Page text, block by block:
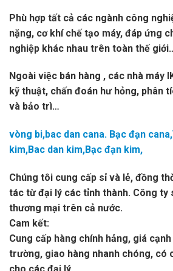
Phù hợp tất cả các ngành công
nặng, cơ khí chế tạo máy, đáp ứng
nghiệp khác nhau trên toàn thế
Ngoài việc bán hàng , các nhà máy
kỹ thuật, chấn đoán hư hỏng, phân
và bảo trì…
vòng bi,bac dan cana. Bạc đạn
kim,Bac dan kim,Bạc đạn kim,
Chúng tôi cung cấp sỉ và lẻ, đồng
tác từ đại lý các tỉnh thành. Công ty
thương mại trên cả nước.
Cam kết:
Cung cấp hàng chính hảng, giá
trường, giao hàng nhanh chóng, có